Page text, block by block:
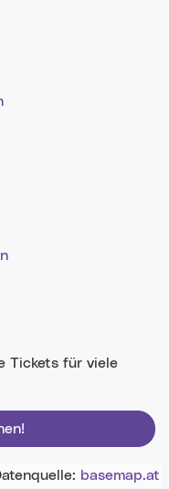
basemap.at
Tickets für viele